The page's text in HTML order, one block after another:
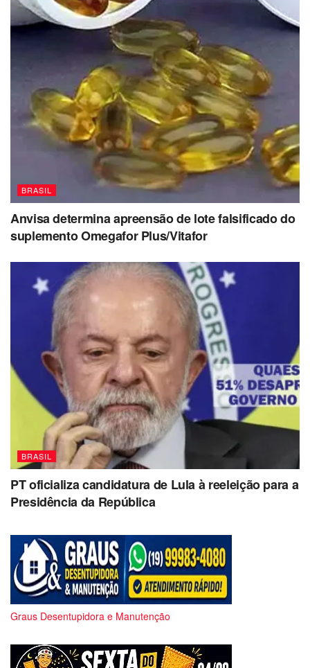
BRASIL
Anvisa determina apreensão de lote falsificado do
suplemento Omegafor Plus/Vitafor
BRASIL
PT oficializa candidatura de Lula à reeleição para a
Presidência da República
Graus Desentupidora e Manutenção